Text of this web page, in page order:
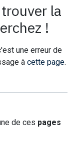
la
!
une erreur de
à cette page.
de ces pages